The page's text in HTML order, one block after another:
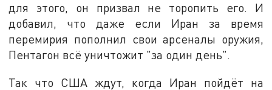
для этого, он призвал не торопить его. И
добавил, что даже если Иран за время
перемирия пополнил свои арсеналы оружия,
Пентагон всё уничтожит "за один день".
Так что США ждут, когда Иран пойдёт на